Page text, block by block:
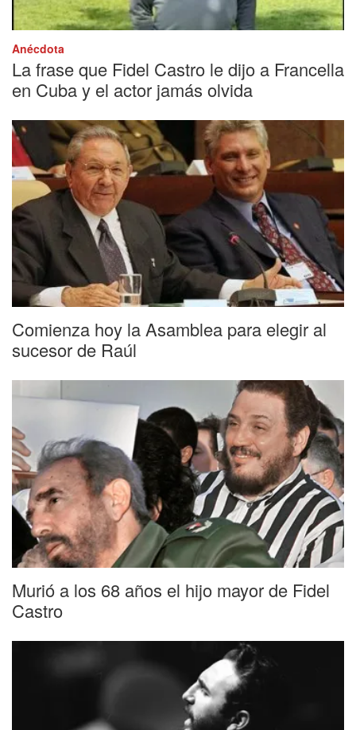
Anécdota
La frase que Fidel Castro le dijo a Francella
en Cuba y el actor jamás olvida
Comienza hoy la Asamblea para elegir al
sucesor de Raúl
Murió a los 68 años el hijo mayor de Fidel
Castro